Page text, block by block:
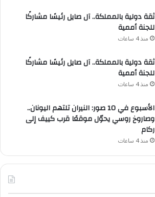
ثقة دولية بالمملكة.. آل صايل رئيسًا مشاركًا
للجنة أممية
منذ 4 ساعات
ثقة دولية بالمملكة.. آل صايل رئيسًا مشاركًا
للجنة أممية
منذ 4 ساعات
الأسبوع في 10 صور: النيران تلتهم اليونان..
وصاروخ روسي يحوّل موقعًا قرب كييف إلى
ركام
منذ 4 ساعات